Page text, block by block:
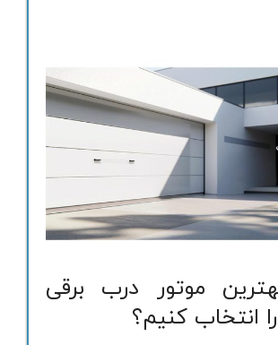
موتور درب برقی
انتخاب کنیم؟